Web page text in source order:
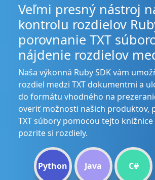
Veľmi presný nástroj
kontrolu rozdielov
porovnanie TXT
nájdenie rozdielov
Naša výkonná Ruby SDK vám
rozdiel medzi TXT dokumentmi a
do formátu vhodného na
overiť možnosti našich produktov,
TXT súbory pomocou tejto knižnice
pozrite si rozdiely.
Python Java C#